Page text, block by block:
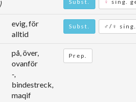
Subst. ♀ sing.
evig, för
alltid
Subst. ♂/♀ sing.
på, över,
ovanför
-,
bindestreck,
maqif
Prep.